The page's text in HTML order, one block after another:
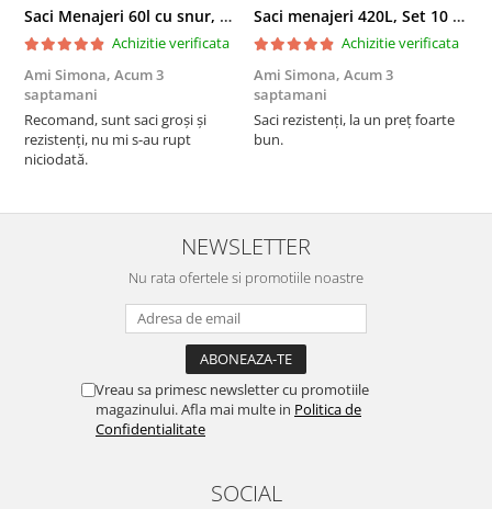
Saci Menajeri 60l cu snur, Roz, 10buc/rola
Achizitie verificata
Ami Simona, Acum 3
saptamani
Recomand, sunt saci groși și
rezistenți, nu mi s-au rupt
niciodată.
Saci menajeri 420L, Set 10 bucati
Achizitie verificata
Ami Simona, Acum 3
saptamani
Saci rezistenți, la un preț foarte
bun.
NEWSLETTER
Nu rata ofertele si promotiile noastre
Vreau sa primesc newsletter cu promotiile
magazinului. Afla mai multe in Politica de
Confidentialitate
SOCIAL